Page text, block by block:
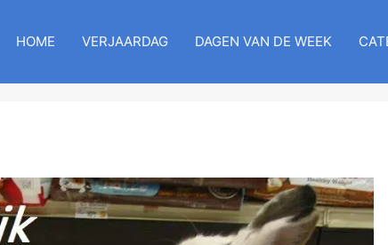
HOME VERJAARDAG DAGEN VAN DE WEEK